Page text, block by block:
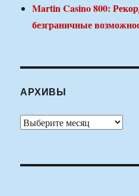
Martin Casino 800:
безграничные
АРХИВЫ
Архивы